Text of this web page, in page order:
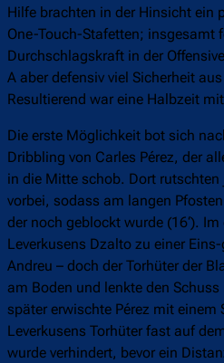
Hilfe brachten in der Hinsicht ein
One-Touch-Stafetten; insgesamt
Durchschlagskraft in der
A aber defensiv viel Sicherheit
Resultierend war eine Halbzeit
Die erste Möglichkeit bot sich
Dribbling von Carles Pérez, der
in die Mitte schob. Dort rutschten
vorbei, sodass am langen
der noch geblockt wurde (16‘).
Leverkusens Dzalto zu einer
Andreu – doch der Torhüter der
am Boden und lenkte den Schuss
später erwischte Pérez mit einem
Leverkusens Torhüter fast auf
wurde verhindert, bevor ein